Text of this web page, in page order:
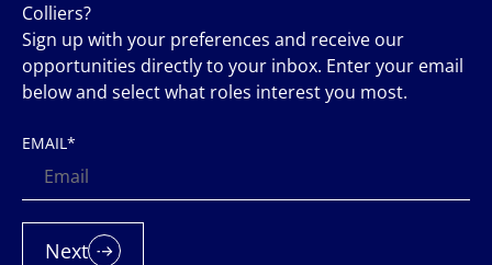
Colliers?
Sign up with your preferences and receive our
opportunities directly to your inbox. Enter your email
below and select what roles interest you most.
EMAIL*
Next